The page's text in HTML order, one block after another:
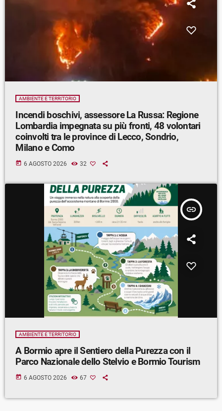
AMBIENTE E TERRITORIO
Incendi boschivi, assessore La Russa: Regione
Lombardia impegnata su più fronti, 48 volontari
coinvolti tra le province di Lecco, Sondrio,
Milano e Como
today 6 AGOSTO 2026 32
insert_link
AMBIENTE E TERRITORIO
A Bormio apre il Sentiero della Purezza con il
Parco Nazionale dello Stelvio e Bormio Tourism
today 6 AGOSTO 2026 67